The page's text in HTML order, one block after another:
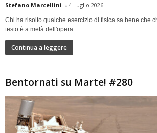
Stefano Marcellini - 4 Luglio 2026
Chi ha risolto qualche esercizio di fisica sa bene che
testo è a metà dell'opera...
Continua a leggere
Bentornati su Marte! #280